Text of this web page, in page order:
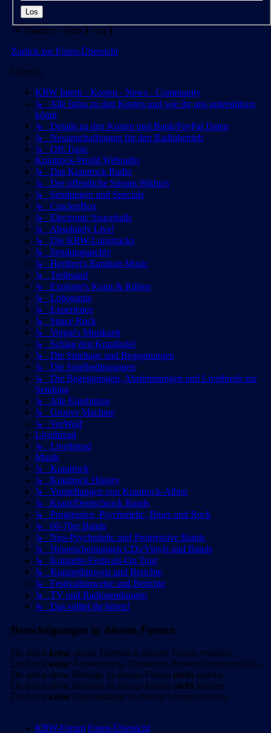
19 Themen • Seite 1 von 1
Zurück zur Foren-Übersicht
Gehe zu
KRW Intern - Kosten - News - Community
↳ Alle Infos zu den Kosten und wie ihr uns unterstützen
könnt
↳ Details zu den Kosten und Bank/PayPal Daten
↳ Neuanschaffungen für den Radiobetrieb
↳ Off-Topic
Krautrock-World Webradio
↳ Das Krautrock Radio
↳ Der öffentliche Stream 96kbp/s
↳ Sendungen und Specials
↳ CrackerBox
↳ Electronic Spaceballs
↳ Absolutely Live!
↳ Die KRW-Longtracks
↳ Sendungsarchiv
↳ Heribert's Random Music
↳ Treibsand
↳ Explorer's Kraut & Rüben
↳ Lobotomie
↳ Experience
↳ Space Rock
↳ Vergat's Musikzeit
↳ Schlag den Krautlodel
↳ Die Spieltage und Begegnungen
↳ Die Spielbedingungen
↳ Die Begegnungen, Abstimmungen und Livethreds zur
Sendung
↳ Alle Ergebnisse
↳ Groove Machine
↳ VerWolf
Livethread
↳ Livethread
Musik
↳ Krautrock
↳ Krautrock History
↳ Vorstellungen von Krautrock-Alben
↳ Kraut/Deutschrock Bands
↳ Progressive, Psychedelic, Blues und Rock
↳ 60-70er Bands
↳ Neo-Psychedelic und Progressive Bands
↳ Neuerscheinungen CDs/Vinyls und Bands
↳ Konzerte-Festivals-On Tour
↳ Konzerthinweis und Berichte
↳ Festivalhinweise und Berichte
↳ TV und Radiosendungen
↳ Das solltet ihr hören!
Berechtigungen in diesem Forum
Du darfst keine neuen Themen in diesem Forum erstellen.
Du darfst keineAntworten zu Themen in diesem Forum erstellen.
Du darfst deine Beiträge in diesem Forum nicht ändern.
Du darfst deine Beiträge in diesem Forum nicht löschen.
Du darfst keine Dateianhänge in diesem Forum erstellen.
KRW-Forum Foren-Übersicht